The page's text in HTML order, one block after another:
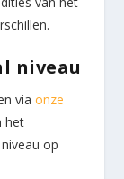
niveau
viaonze
het
op